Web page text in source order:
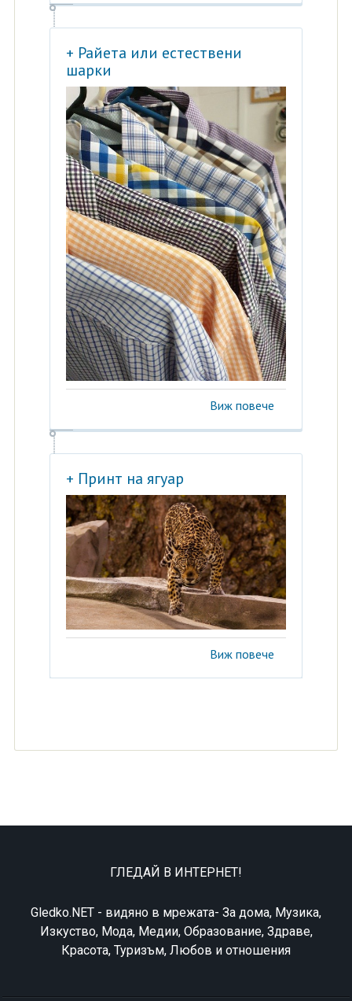
+ Райета или естествени
шарки
Виж повече
+ Принт на ягуар
Виж повече
ГЛЕДАЙ В ИНТЕРНЕТ!
Gledko.NET - видяно в мрежата- За дома, Музика,
Изкуство, Мода, Медии, Образование, Здраве,
Красота, Туризъм, Любов и отношения